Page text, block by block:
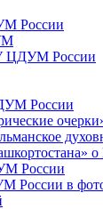
России
ЦДУМ России
России
России
России в